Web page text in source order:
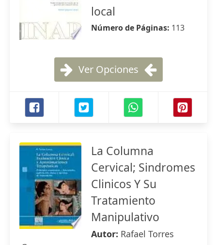
local
Número de Páginas: 113
Ver Opciones
La Columna
Cervical; Sindromes
Clinicos Y Su
Tratamiento
Manipulativo
Autor: Rafael Torres